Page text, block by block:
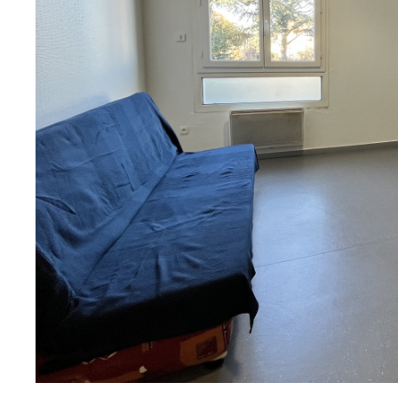
sur ce bien